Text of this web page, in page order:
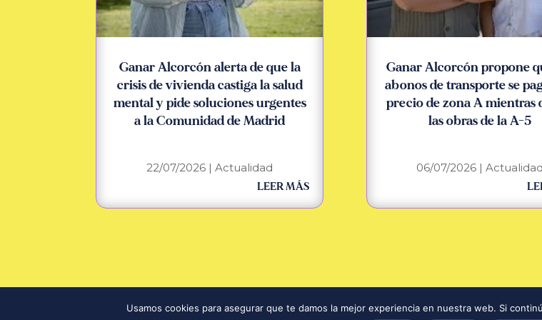
Ganar Alcorcón alerta de que la
crisis de vivienda castiga la salud
mental y pide soluciones urgentes
a la Comunidad de Madrid
22/07/2026 |Actualidad
LEER MÁS
Ganar Alcorcón propone
abonos de transporte se
precio de zona A mientras
las obras de la A-5
06/07/2026| Actualidad
Usamos cookies para asegurar que te damos la mejor experiencia en nuestra web. Si